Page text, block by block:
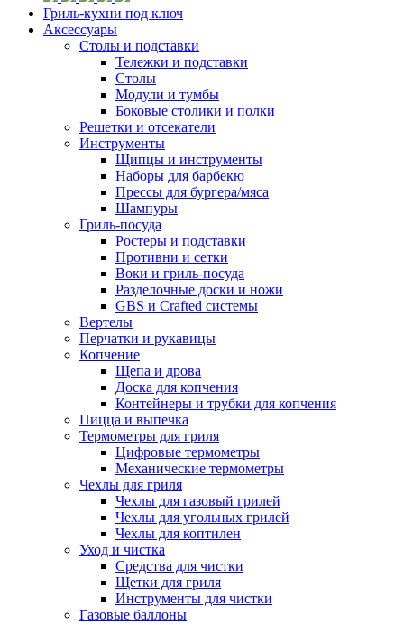
Гриль-кухни под ключ
Аксессуары
Столы и подставки
Тележки и подставки
Столы
Модули и тумбы
Боковые столики и полки
Решетки и отсекатели
Инструменты
Щипцы и инструменты
Наборы для барбекю
Прессы для бургера/мяса
Шампуры
Гриль-посуда
Ростеры и подставки
Противни и сетки
Воки и гриль-посуда
Разделочные доски и ножи
GBS и Crafted системы
Вертелы
Перчатки и рукавицы
Копчение
Щепа и дрова
Доска для копчения
Контейнеры и трубки для копчения
Пицца и выпечка
Термометры для гриля
Цифровые термометры
Механические термометры
Чехлы для гриля
Чехлы для газовый грилей
Чехлы для угольных грилей
Чехлы для коптилен
Уход и чистка
Средства для чистки
Щетки для гриля
Инструменты для чистки
Газовые баллоны